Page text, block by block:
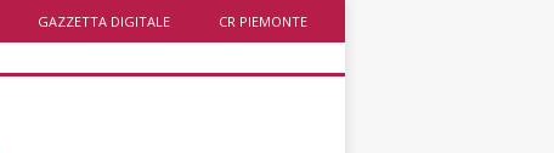
GAZZETTA DIGITALE CR PIEMONTE